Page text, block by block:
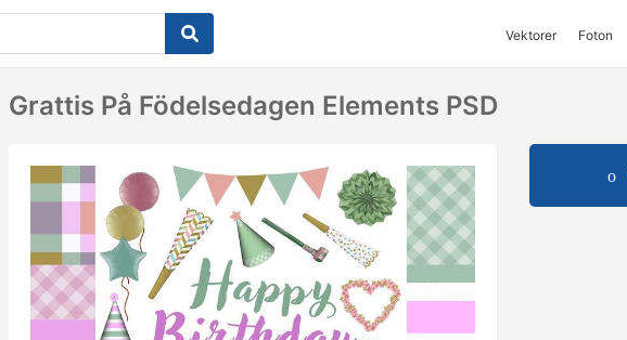
Vektorer Foton
Grattis På Födelsedagen Elements PSD